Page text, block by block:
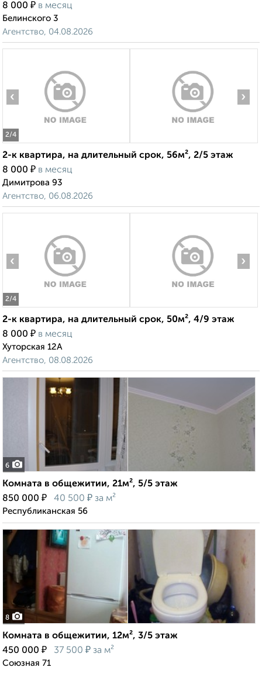
8 000 ₽ в месяц
Белинского 3
Агентство, 04.08.2026
2/4
‹ ›
2-к квартира, на длительный срок, 56м², 2/5 этаж
8 000 ₽ в месяц
Димитрова 93
Агентство, 06.08.2026
2/4
‹ ›
2-к квартира, на длительный срок, 50м², 4/9 этаж
8 000 ₽ в месяц
Хуторская 12А
Агентство, 08.08.2026
6
Комната в общежитии, 21м², 5/5 этаж
850 000 ₽ 40 500 ₽ за м²
Республиканская 56
8
Комната в общежитии, 12м², 3/5 этаж
450 000 ₽ 37 500 ₽ за м²
Союзная 71